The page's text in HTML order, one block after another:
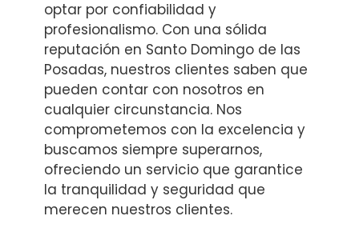
optar por confiabilidad y
profesionalismo. Con una sólida
reputación en Santo Domingo de las
Posadas, nuestros clientes saben que
pueden contar con nosotros en
cualquier circunstancia. Nos
comprometemos con la excelencia y
buscamos siempre superarnos,
ofreciendo un servicio que garantice
la tranquilidad y seguridad que
merecen nuestros clientes.